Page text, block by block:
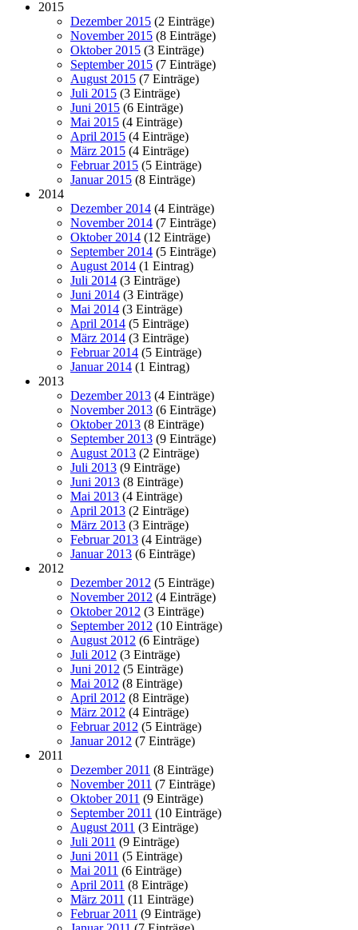
2015
Dezember 2015 (2 Einträge)
November 2015 (8 Einträge)
Oktober 2015 (3 Einträge)
September 2015 (7 Einträge)
August 2015 (7 Einträge)
Juli 2015 (3 Einträge)
Juni 2015 (6 Einträge)
Mai 2015 (4 Einträge)
April 2015 (4 Einträge)
März 2015 (4 Einträge)
Februar 2015 (5 Einträge)
Januar 2015 (8 Einträge)
2014
Dezember 2014 (4 Einträge)
November 2014 (7 Einträge)
Oktober 2014 (12 Einträge)
September 2014 (5 Einträge)
August 2014 (1 Eintrag)
Juli 2014 (3 Einträge)
Juni 2014 (3 Einträge)
Mai 2014 (3 Einträge)
April 2014 (5 Einträge)
März 2014 (3 Einträge)
Februar 2014 (5 Einträge)
Januar 2014 (1 Eintrag)
2013
Dezember 2013 (4 Einträge)
November 2013 (6 Einträge)
Oktober 2013 (8 Einträge)
September 2013 (9 Einträge)
August 2013 (2 Einträge)
Juli 2013 (9 Einträge)
Juni 2013 (8 Einträge)
Mai 2013 (4 Einträge)
April 2013 (2 Einträge)
März 2013 (3 Einträge)
Februar 2013 (4 Einträge)
Januar 2013 (6 Einträge)
2012
Dezember 2012 (5 Einträge)
November 2012 (4 Einträge)
Oktober 2012 (3 Einträge)
September 2012 (10 Einträge)
August 2012 (6 Einträge)
Juli 2012 (3 Einträge)
Juni 2012 (5 Einträge)
Mai 2012 (8 Einträge)
April 2012 (8 Einträge)
März 2012 (4 Einträge)
Februar 2012 (5 Einträge)
Januar 2012 (7 Einträge)
2011
Dezember 2011 (8 Einträge)
November 2011 (7 Einträge)
Oktober 2011 (9 Einträge)
September 2011 (10 Einträge)
August 2011 (3 Einträge)
Juli 2011 (9 Einträge)
Juni 2011 (5 Einträge)
Mai 2011 (6 Einträge)
April 2011 (8 Einträge)
März 2011 (11 Einträge)
Februar 2011 (9 Einträge)